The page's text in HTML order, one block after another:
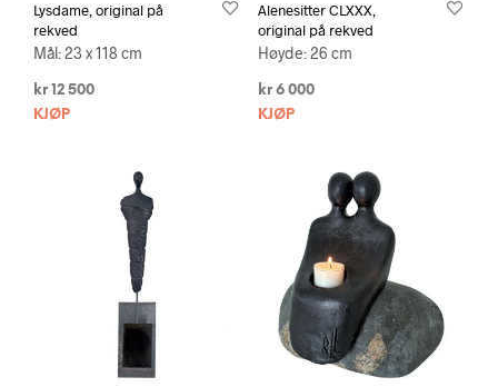
Lysdame, original på
rekved
Mål: 23 x 118 cm
kr 12 500
KJØP
Alenesitter CLXXX,
original på rekved
Høyde: 26 cm
kr6 000
KJØP